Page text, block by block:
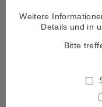
Weitere
Details und in
Bitte